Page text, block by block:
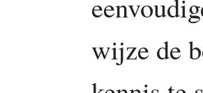
wijze de